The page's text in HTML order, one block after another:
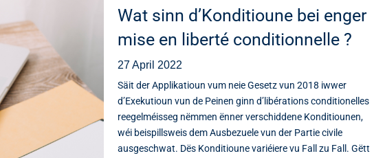
Wat sinn d’Konditioune bei enger
mise en liberté conditionnelle ?
27 April 2022
Säit der Applikatioun vum neie Gesetz vun 2018 iwwer
d’Exekutioun vun de Peinen ginn d’libérations conditionelles
reegelméisseg nëmmen ënner verschiddene Konditiounen,
wéi beispillsweis dem Ausbezuele vun der Partie civile
ausgeschwat. Dës Konditioune variéiere vu Fall zu Fall. Gëtt